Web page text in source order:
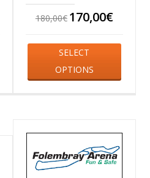
180,00€ 170,00€
SELECT
OPTIONS